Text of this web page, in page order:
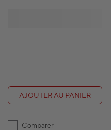
AJOUTER AU PANIER
Comparer